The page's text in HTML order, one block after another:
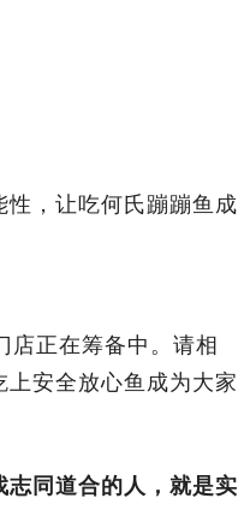
，让吃何氏蹦蹦鱼成
店正在筹备中。请相
安全放心鱼成为大家
同道合的人，就是实